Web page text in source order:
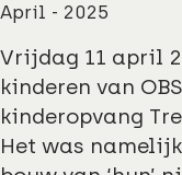
April - 2025
Vrijdag 11 april
kinderen van
kinderopvang
Het was